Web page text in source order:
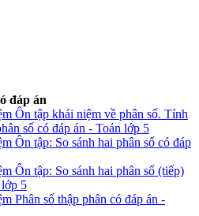
đáp án
Ôn tập khái niệm về phân số. Tính
số có đáp án - Toán lớp 5
Ôn tập: So sánh hai phân số có đáp
Ôn tập: So sánh hai phân số (tiếp)
lớp 5
Phân số thập phân có đáp án -